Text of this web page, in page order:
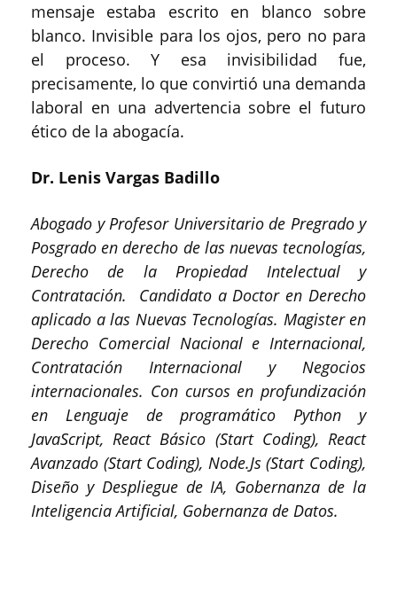
mensaje estaba escrito en blanco sobre
blanco. Invisible para los ojos, pero no para
el proceso. Y esa invisibilidad fue,
precisamente, lo que convirtió una demanda
laboral en una advertencia sobre el futuro
ético de la abogacía.
Dr. Lenis Vargas Badillo
Abogado y Profesor Universitario de Pregrado y
Posgrado en derecho de las nuevas tecnologías,
Derecho de la Propiedad Intelectual y
Contratación. Candidato a Doctor en Derecho
aplicado a las Nuevas Tecnologías. Magister en
Derecho Comercial Nacional e Internacional,
Contratación Internacional y Negocios
internacionales. Con cursos en profundización
en Lenguaje de programático Python y
JavaScript, React Básico (Start Coding), React
Avanzado (Start Coding), Node.Js (Start Coding),
Diseño y Despliegue de IA, Gobernanza de la
Inteligencia Artificial, Gobernanza de Datos.